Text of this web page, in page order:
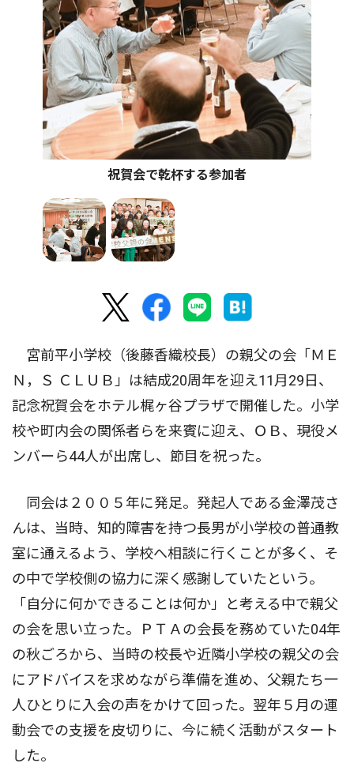
祝賀会で乾杯する参加者
宮前平小学校（後藤香織校長）の親父の会「ＭＥ
Ｎ，Ｓ ＣＬＵＢ」は結成20周年を迎え11月29日、
記念祝賀会をホテル梶ヶ谷プラザで開催した。小学
校や町内会の関係者らを来賓に迎え、ＯＢ、現役メ
ンバーら44人が出席し、節目を祝った。
同会は２００５年に発足。発起人である金澤茂さ
んは、当時、知的障害を持つ長男が小学校の普通教
室に通えるよう、学校へ相談に行くことが多く、そ
の中で学校側の協力に深く感謝していたという。
「自分に何かできることは何か」と考える中で親父
の会を思い立った。ＰＴＡの会長を務めていた04年
の秋ごろから、当時の校長や近隣小学校の親父の会
にアドバイスを求めながら準備を進め、父親たち一
人ひとりに入会の声をかけて回った。翌年５月の運
動会での支援を皮切りに、今に続く活動がスタート
した。